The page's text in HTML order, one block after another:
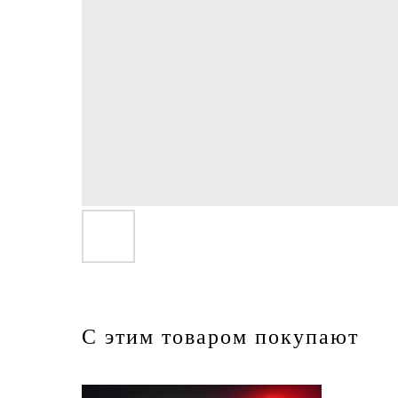
С этим товаром покупают